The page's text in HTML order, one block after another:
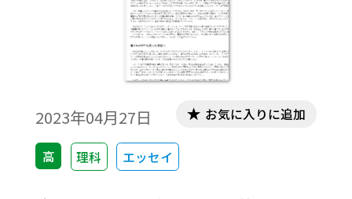
2023年04月27日
高 理科 エッセイ
お気に入りに追加